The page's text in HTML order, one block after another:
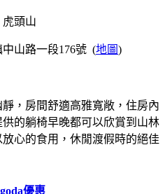
頭山
中山路一段176號 (地圖)
靜，房間舒適高雅寬敞，住房內
的躺椅早晚都可以欣賞到山林
心的食用，休閒渡假時的絕佳
優惠